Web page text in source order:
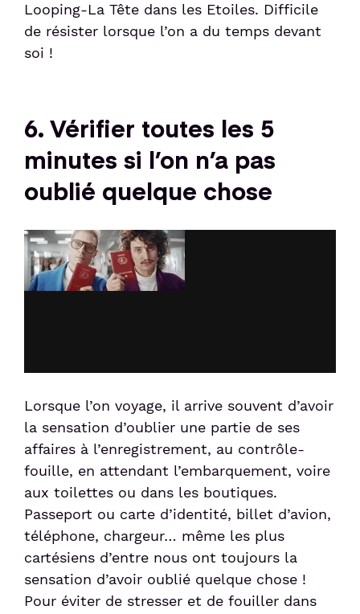
Looping-La Tête dans les Etoiles. Difficile
de résister lorsque l’on a du temps devant
soi !
6. Vérifier toutes les 5
minutes si l’on n’a pas
oublié quelque chose
Lorsque l’on voyage, il arrive souvent d’avoir
la sensation d’oublier une partie de ses
affaires à l’enregistrement, au contrôle-
fouille, en attendant l’embarquement, voire
aux toilettes ou dans les boutiques.
Passeport ou carte d’identité, billet d’avion,
téléphone, chargeur… même les plus
cartésiens d’entre nous ont toujours la
sensation d’avoir oublié quelque chose !
Pour éviter de stresser et de fouiller dans